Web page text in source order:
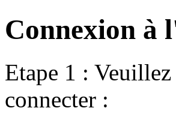
Connexion à
Etape 1 :
connecter :